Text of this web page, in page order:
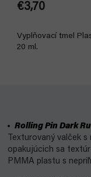
€3,70
Vyplňovací tmel
20 ml.
Rolling Pin Dark
Texturovaný valček
opakujúcich sa
PMMA plastu s